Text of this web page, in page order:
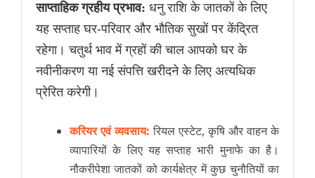
साप्ताहिक ग्रहीय प्रभाव: धनु राशि के जातकों के लिए
यह सप्ताह घर-परिवार और भौतिक सुखों पर केंद्रित
रहेगा। चतुर्थ भाव में ग्रहों की चाल आपको घर के
नवीनीकरण या नई संपत्ति खरीदने के लिए अत्यधिक
प्रेरित करेगी।
करियर एवं व्यवसाय: रियल एस्टेट, कृषि और वाहन के
व्यापारियों के लिए यह सप्ताह भारी मुनाफे का है।
नौकरीपेशा जातकों को कार्यक्षेत्र में कुछ चुनौतियों का